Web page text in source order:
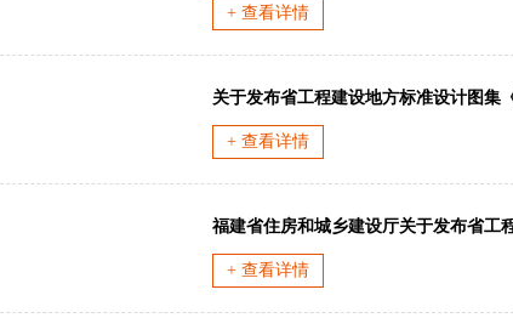
+ 查看详情
+ 查看详情
+ 查看详情